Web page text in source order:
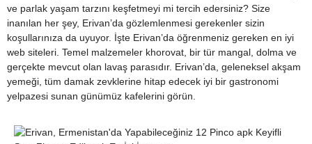
ve parlak yaşam tarzını keşfetmeyi mi tercih edersiniz? Size
inanılan her şey, Erivan’da gözlemlenmesi gerekenler sizin
koşullarınıza da uyuyor. İşte Erivan’da öğrenmeniz gereken en iyi
web siteleri. Temel malzemeler khorovat, bir tür mangal, dolma ve
gerçekte mevcut olan lavaş parasıdır. Erivan’da, geleneksel akşam
yemeği, tüm damak zevklerine hitap edecek iyi bir gastronomi
yelpazesi sunan günümüz kafelerini görün.